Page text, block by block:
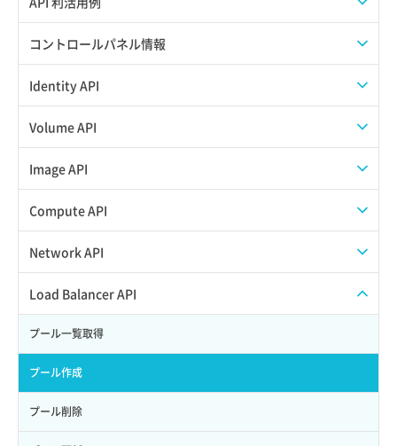
APIでAPIサブユーザーを作成する
APIでVPSにISOイメージを挿入する
APIでVPSを作成する
コントロールパネル情報
APIユーザーを作成する
API情報を確認する
Identity API
Credential一覧取得
Credential作成
Credential削除
サブユーザーにロールを紐づけ
サブユーザー一覧取得
サブユーザー作成
サブユーザー削除
Volume API
スナップショット一覧取得
スナップショット作成
スナップショット削除
Image API
ISOイメージアップロード
ISOイメージ作成
イメージ一覧取得
イメージ保存使用量取得
イメージ保存容量取得
イメージ保存容量変更
イメージ削除
Compute API
ISOイメージ挿入/排出
SSHキーペア一覧取得
SSHキーペア作成
SSHキーペア削除
SSHキーペア詳細取得
Network API
QoSポリシー一覧取得
QoSポリシー詳細取得
サブネット一覧取得
サブネット作成（ローカルネットワーク用）
Load Balancer API
プール一覧取得
プール作成
プール削除